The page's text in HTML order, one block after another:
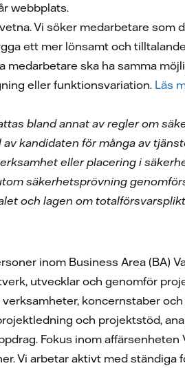
webbplats.
Vi söker medarbetare som
ett mer lönsamt och
medarbetare ska ha samma
eller funktionsvariation. Läs
bland annat av regler om
kandidaten för många av
eller placering i
säkerhetsprövning
och lagen om
inom Business Area (BA)
utvecklar och genomför
koncernstaber
och projektstöd,
Fokus inom
Vi arbetar aktivt med ständiga